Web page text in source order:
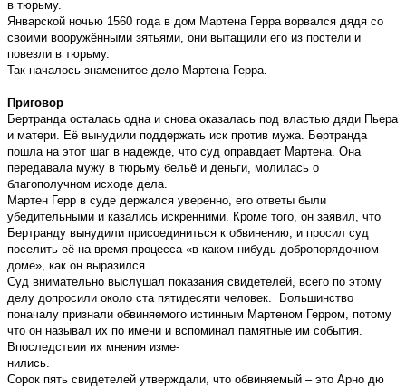
в тюрьму.
Январской ночью 1560 года в дом Мартена Герра ворвался дядя со
своими вооружёнными зятьями, они вытащили его из постели и
повезли в тюрьму.
Так началось знаменитое дело Мартена Герра.
Приговор
Бертранда осталась одна и снова оказалась под властью дяди Пьера
и матери. Её вынудили поддержать иск против мужа. Бертранда
пошла на этот шаг в надежде, что суд оправдает Мартена. Она
передавала мужу в тюрьму бельё и деньги, молилась о
благополучном исходе дела.
Мартен Герр в суде держался уверенно, его ответы были
убедительными и казались искренними. Кроме того, он заявил, что
Бертранду вынудили присоединиться к обвинению, и просил суд
поселить её на время процесса «в каком-нибудь добропорядочном
доме», как он выразился.
Суд внимательно выслушал показания свидетелей, всего по этому
делу допросили около ста пятидесяти человек. Большинство
поначалу признали обвиняемого истинным Мартеном Герром, потому
что он называл их по имени и вспоминал памятные им события.
Впоследствии их мнения изме-
нились.
Сорок пять свидетелей утверждали, что обвиняемый – это Арно дю